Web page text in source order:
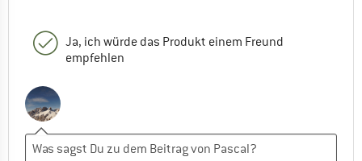
Ja, ich würde das Produkt einem Freund
empfehlen